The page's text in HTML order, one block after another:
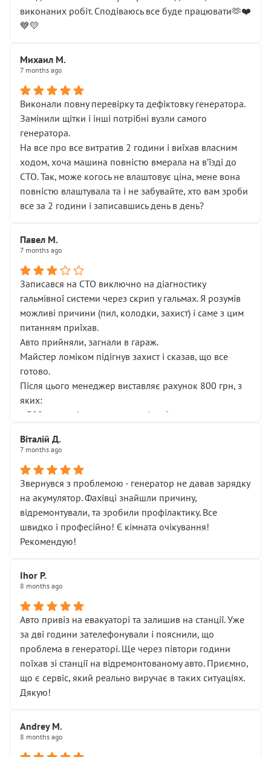
виконаних робіт. Сподіваюсь все буде працювати🫶❤️
💙💛
Михаил М.
7 months ago
Виконали повну перевірку та дефіктовку генератора.
Замінили щітки і інші потрібні вузли самого
генератора.
На все про все витратив 2 години і виїхав власним
ходом, хоча машина повністю вмерала на вʼїзді до
СТО. Так, може когось не влаштовує ціна, мене вона
повністю влаштувала та і не забувайте, хто вам зроби
все за 2 години і записавшись день в день?
Павел М.
7 months ago
Записався на СТО виключно на діагностику
гальмівної системи через скрип у гальмах. Я розумів
можливі причини (пил, колодки, захист) і саме з цим
питанням приїхав.
Авто прийняли, загнали в гараж.
Майстер ломіком підігнув захист і сказав, що все
готово.
Після цього менеджер виставляє рахунок 800 грн, з
яких:
• 300 грн — діагностика гальмівної системи
НЕ погоджував
послуга. Тим більше, я був поруч і жодної реальної
діагностики ходової не проводилось. Після
зауваження гроші за цю “послугу” повернули, що
лише підтвердило мою правоту.
Але головне — я виїжджаю з боксу, і скрип у гальмах
залишився таким самим, як і був. Тобто оплачена
Далі ситуація тільки погіршилась:
• сказали, що тепер “потрібно знімати колеса”
• що біля авто стояти вже не можна
• почали озвучувати купу додаткових робіт без
чіткого пояснення
( ну все зняли та доробили) дякую!
Окремий момент, який виглядає абсурдно:
мені заявили, що бачок гальмівної рідини потрібно
міняти разом із головним гальмівним циліндром у
Для людини, яка хоча б трохи розуміється на техніці,
це звучить як мінімум непрофесійно, а як максимум —
спроба продати дорогий вузол замість елементарних
Віталій Д.
7 months ago
Звернувся з проблемою - генератор не давав зарядку
на акумулятор. Фахівці знайшли причину,
відремонтували, та зробили профілактику. Все
швидко і професійно! Є кімната очікування!
Рекомендую!
Ihor P.
8 months ago
Авто привіз на евакуаторі та залишив на станції. Уже
за дві години зателефонували і пояснили, що
проблема в генераторі. Ще через півтори години
поїхав зі станції на відремонтованому авто. Приємно,
що є сервіс, який реально виручає в таких ситуаціях.
Дякую!
Andrey M.
8 months ago